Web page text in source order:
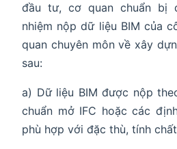
đầu tư, cơ quan chuẩn bị
nhiệm nộp dữ liệu BIM của
quan chuyên môn về xây
sau:
a) Dữ liệu BIM được nộp
chuẩn mở IFC hoặc các
phù hợp với đặc thù, tính